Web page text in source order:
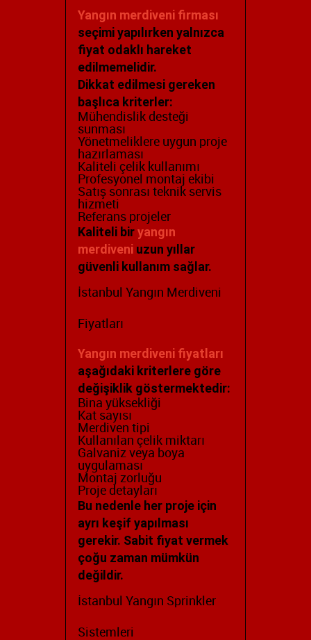
Yangın merdiveni firması
seçimi yapılırken yalnızca
fiyat odaklı hareket
edilmemelidir.
Dikkat edilmesi gereken
başlıca kriterler:
Mühendislik desteği
sunması
Yönetmeliklere uygun proje
hazırlaması
Kaliteli çelik kullanımı
Profesyonel montaj ekibi
Satış sonrası teknik servis
hizmeti
Referans projeler
Kaliteli biryangın
merdiveni uzun yıllar
güvenli kullanım sağlar.
İstanbul Yangın Merdiveni
Fiyatları
Yangın merdiveni fiyatları
aşağıdaki kriterlere göre
değişiklik göstermektedir:
Bina yüksekliği
Kat sayısı
Merdiven tipi
Kullanılan çelik miktarı
Galvaniz veya boya
uygulaması
Montaj zorluğu
Proje detayları
Bu nedenle her proje için
ayrı keşif yapılması
gerekir. Sabit fiyat vermek
çoğu zaman mümkün
değildir.
İstanbul Yangın Sprinkler
Sistemleri